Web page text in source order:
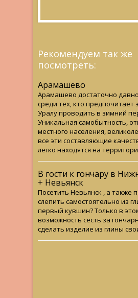
Рекомендуем так же
посмотреть:
Арамашево
Арамашево достаточно
среди тех, кто предпочитает
Уралу проводить в зимний
Уникальная самобытность,
местного населения,
все эти составляющие
легко находятся на
В гости к гончару в
+ Невьянск
Посетить Невьянск , а также
слепить самостоятельно из
первый кувшин? Только в
возможность сесть за
сделать изделие из глины